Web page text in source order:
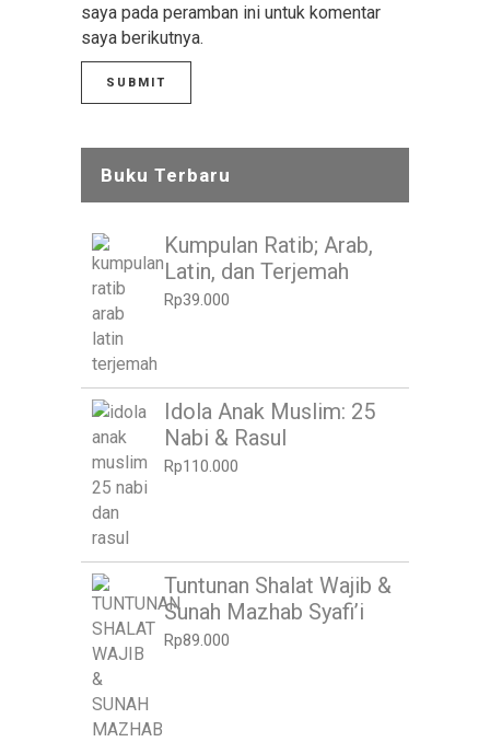
saya pada peramban ini untuk komentar
saya berikutnya.
Buku Terbaru
Kumpulan Ratib; Arab,
Latin, dan Terjemah
Rp39.000
Idola Anak Muslim: 25
Nabi & Rasul
Rp110.000
Tuntunan Shalat Wajib &
Sunah Mazhab Syafi’i
Rp89.000